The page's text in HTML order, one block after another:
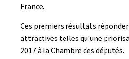
France.
Ces premiers résultats
attractives telles qu'une
2017 à la Chambre des députés.